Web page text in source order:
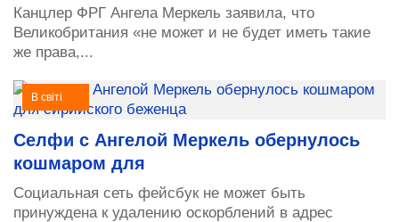
Канцлер ФРГ Ангела Меркель заявила, что
Великобритания «не может и не будет иметь такие
же права,...
В світі
Селфи с Ангелой Меркель обернулось
кошмаром для
Социальная сеть фейсбук не может быть
принуждена к удалению оскорблений в адрес